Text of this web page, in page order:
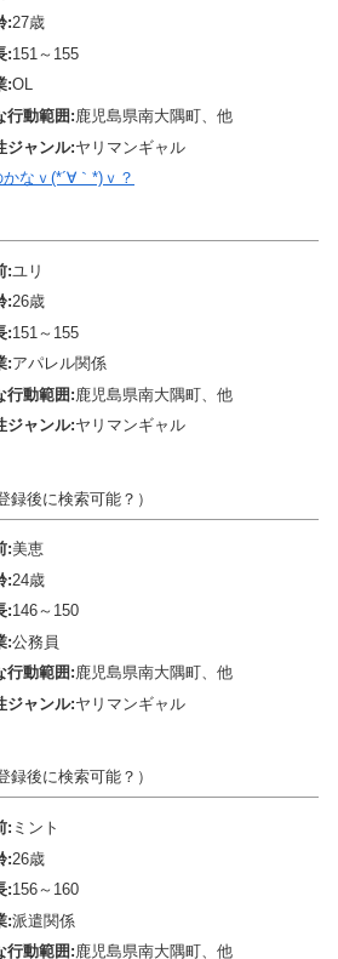
:27歳
:151～155
:OL
行動範囲: 鹿児島県南大隅町、他
ジャンル:ヤリマンギャル
なｖ(*´∀｀*)ｖ？
:ユリ
:26歳
:151～155
:アパレル関係
行動範囲: 鹿児島県南大隅町、他
ジャンル:ヤリマンギャル
後に検索可能？）
:美恵
:24歳
:146～150
:公務員
行動範囲:鹿児島県南大隅町、他
ジャンル:ヤリマンギャル
後に検索可能？）
: ミント
:26歳
:156～160
:派遣関係
行動範囲:鹿児島県南大隅町、他